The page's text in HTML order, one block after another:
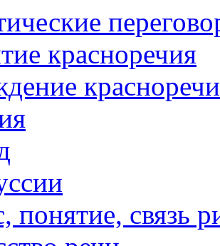
красноречия
понятие, связь